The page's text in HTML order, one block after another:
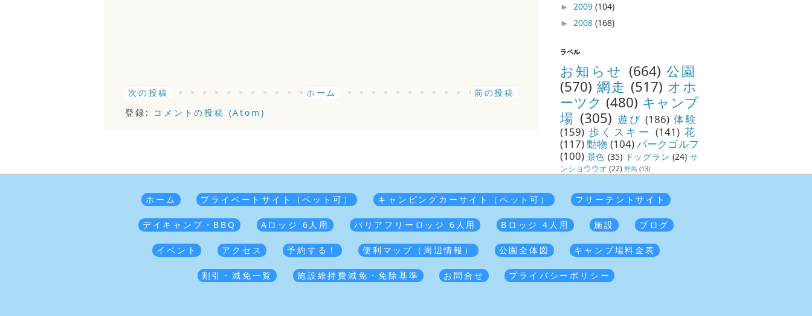
次の投稿 前の投稿
ホーム
登録: コメントの投稿 (Atom)
► 2009 (104)
► 2008 (168)
ラベル
お知らせ (664) 公園
(570) 網走 (517) オホ
ーツク (480) キャンプ
場 (305) 遊び (186) 体験
(159) 歩くスキー (141) 花
(117)動物 (104)パークゴルフ
(100) 景色 (35) ドッグラン (24) サ
ンショウウオ (22) 野鳥 (13)
ホーム プライベートサイト（ペット可） キャンピングカーサイト（ペット可） フリーテントサイト
デイキャンプ・BBQ Aロッジ 6人用 バリアフリーロッジ 6人用 Bロッジ 4人用 施設 ブログ
イベント アクセス 予約する！ 便利マップ（周辺情報） 公園全体図 キャンプ場料金表
割引・減免一覧 施設維持費減免・免除基準 お問合せ プライバシーポリシー